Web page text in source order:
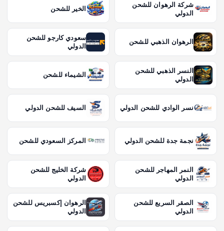
شركة الرهوان للشحن
الدولي
الخير للشحن
الرهوان الذهبي للشحن
سعودي كارجو للشحن
الدولي
النسر الذهبي للشحن
الدولي
الشيماء للشحن
نسر الوادي للشحن الدولي السيف للشحن الدولي
نجمة جدة للشحن الدولي المركز السعودي للشحن
النمر المهاجر للشحن
الدولي
شركة الخليج للشحن
الدولي
الصقر السريع للشحن
الدولي
الرهوان إكسبريس للشحن
الدولي